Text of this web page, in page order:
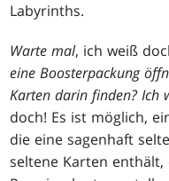
Labyrinths.
Warte mal, ich weiß
eine Boosterpackung
Karten darin finden? Ich
doch! Es ist möglich,
die eine sagenhaft
seltene Karten